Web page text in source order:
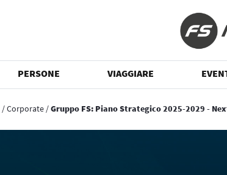
PERSONE VIAGGIARE
/Corporate /Gruppo FS: Piano Strategico 2025-2029 -